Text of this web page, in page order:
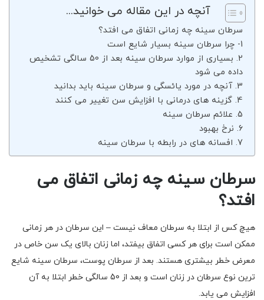
آنچه در این مقاله می خوانید...
سرطان سینه چه زمانی اتفاق می افتد؟
1- چرا سرطان سینه بسیار شایع است
2. بسیاری از موارد سرطان سینه بعد از 50 سالگی تشخیص
داده می شود
3. آنچه در مورد یائسگی و سرطان سینه باید بدانید
4. گزینه های درمانی با افزایش سن تغییر می کنند
5. علائم سرطان سینه
6. نرخ بهبود
7. افسانه های در رابطه با سرطان سینه
سرطان سینه چه زمانی اتفاق می
افتد؟
هیچ کس از ابتلا به سرطان معاف نیست – این سرطان در هر زمانی
ممکن است برای هر کسی اتفاق بیفتد، اما زنان بالای یک سن خاص در
معرض خطر بیشتری هستند. بعد از سرطان پوست، سرطان سینه شایع
ترین نوع سرطان در زنان است و بعد از 50 سالگی خطر ابتلا به آن
افزایش می یابد.